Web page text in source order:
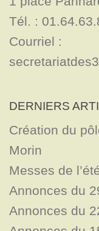
Tél. :
Courriel :
DERNIERS
Création du
Morin
Messes de
Annonces du
Annonces du